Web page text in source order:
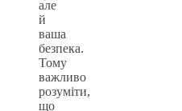
але
й
ваша
безпека.
Тому
важливо
розуміти,
що